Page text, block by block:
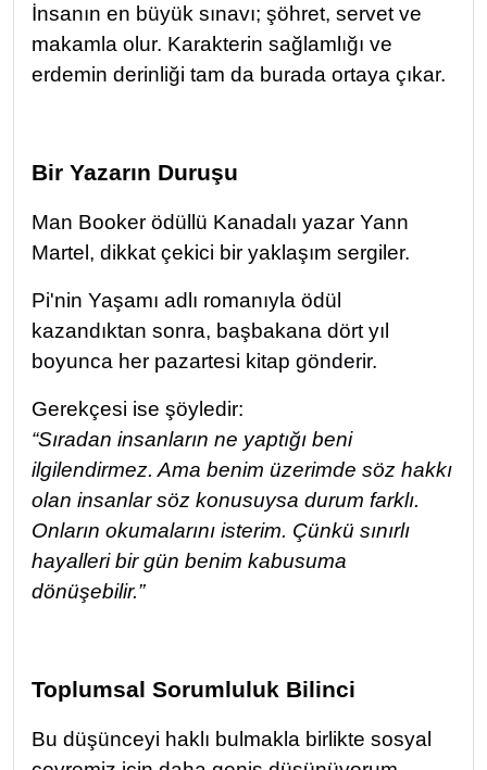
İnsanın en büyük sınavı; şöhret, servet ve
makamla olur. Karakterin sağlamlığı ve
erdemin derinliği tam da burada ortaya çıkar.
Bir Yazarın Duruşu
Man Booker ödüllü Kanadalı yazar Yann
Martel, dikkat çekici bir yaklaşım sergiler.
Pi'nin Yaşamı adlı romanıyla ödül
kazandıktan sonra, başbakana dört yıl
boyunca her pazartesi kitap gönderir.
Gerekçesi ise şöyledir:
“Sıradan insanların ne yaptığı beni
ilgilendirmez. Ama benim üzerimde söz hakkı
olan insanlar söz konusuysa durum farklı.
Onların okumalarını isterim. Çünkü sınırlı
hayalleri bir gün benim kabusuma
dönüşebilir.”
Toplumsal Sorumluluk Bilinci
Bu düşünceyi haklı bulmakla birlikte sosyal